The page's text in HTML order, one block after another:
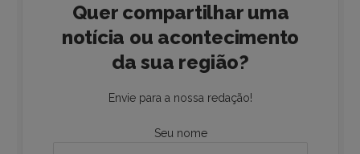
Quer compartilhar uma
notícia ou acontecimento
da sua região?
Envie para a nossa redação!
Seu nome